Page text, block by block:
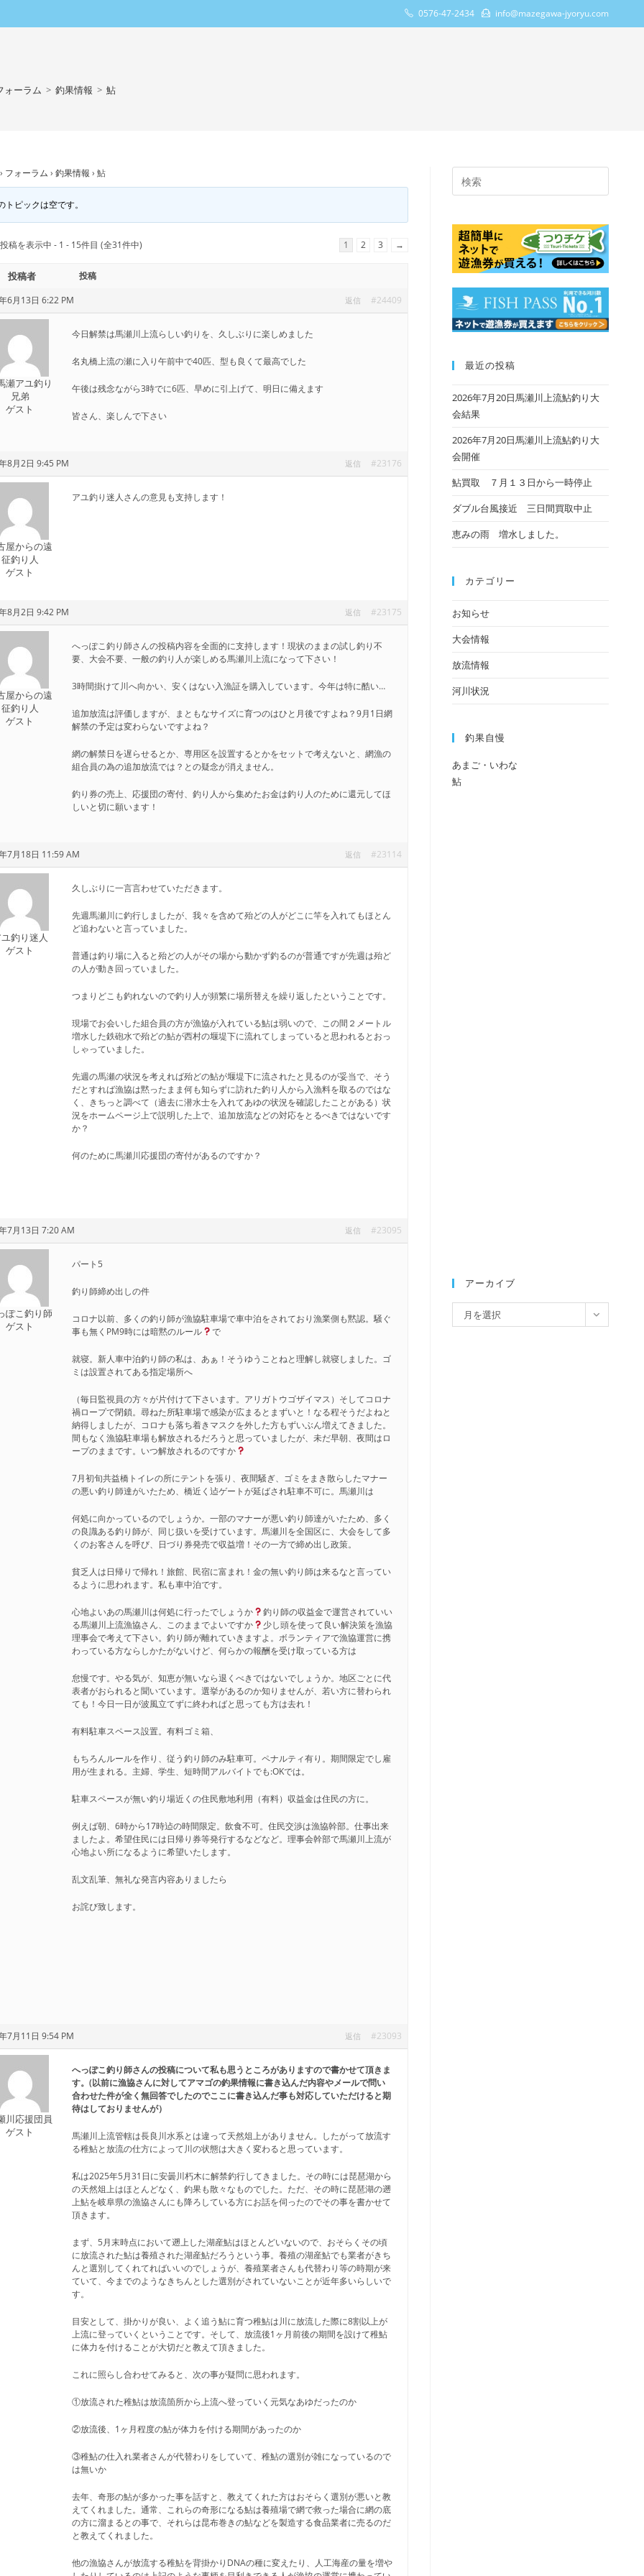
0576-47-2434 info@mazegawa-jyoryu.com
ォーラム > 釣果情報 > 鮎
› フォーラム › 釣果情報 › 鮎
トピックは空です。
稿を表示中 - 1 - 15件目 (全31件中) 1 2 3 →
投稿者
投稿
6月13日 6:22 PM
#24409
返信
瀬アユ釣り
兄弟
ゲスト
今日解禁は馬瀬川上流らしい釣りを、久しぶりに楽しめました
名丸橋上流の瀬に入り午前中で40匹、型も良くて最高でした
午後は残念ながら3時でに6匹、早めに引上げて、明日に備えます
皆さん、楽しんで下さい
8月2日 9:45 PM #23176
返信
屋からの遠
征釣り人
ゲスト
アユ釣り迷人さんの意見も支持します！
8月2日 9:42 PM #23175
返信
屋からの遠
征釣り人
ゲスト
へっぽこ釣り師さんの投稿内容を全面的に支持します！現状のままの試し釣り不
要、大会不要、一般の釣り人が楽しめる馬瀬川上流になって下さい！
3時間掛けて川へ向かい、安くはない入漁証を購入しています。今年は特に酷い…
追加放流は評価しますが、まともなサイズに育つのはひと月後ですよね？9月1日網
解禁の予定は変わらないですよね？
網の解禁日を遅らせるとか、専用区を設置するとかをセットで考えないと、網漁の
組合員の為の追加放流では？との疑念が消えません。
釣り券の売上、応援団の寄付、釣り人から集めたお金は釣り人のために還元してほ
しいと切に願います！
7月18日 11:59 AM #23114
返信
釣り迷人
ゲスト
久しぶりに一言言わせていただきます。
先週馬瀬川に釣行しましたが、我々を含めて殆どの人がどこに竿を入れてもほとん
ど追わないと言っていました。
普通は釣り場に入ると殆どの人がその場から動かず釣るのが普通ですが先週は殆ど
の人が動き回っていました。
つまりどこも釣れないので釣り人が頻繁に場所替えを繰り返したということです。
現場でお会いした組合員の方が漁協が入れている鮎は弱いので、この間２メートル
増水した鉄砲水で殆どの鮎が西村の堰堤下に流れてしまっていると思われるとおっ
しゃっていました。
先週の馬瀬の状況を考えれば殆どの鮎が堰堤下に流されたと見るのが妥当で、そう
だとすれば漁協は黙ったまま何も知らずに訪れた釣り人から入漁料を取るのではな
く、きちっと調べて（過去に潜水士を入れてあゆの状況を確認したことがある）状
況をホームページ上で説明した上で、追加放流などの対応をとるべきではないです
か？
何のために馬瀬川応援団の寄付があるのですか？
7月13日 7:20 AM #23095
返信
ぽこ釣り師
ゲスト
パート5
釣り師締め出しの件
コロナ以前、多くの釣り師が漁協駐車場で車中泊をされており漁業側も黙認。騒ぐ
事も無くPM9時には暗黙のルール
で
就寝。新人車中泊釣り師の私は、あぁ！そうゆうことねと理解し就寝しました。ゴ
ミは設置されてある指定場所へ
（毎日監視員の方々が片付けて下さいます。アリガトウゴザイマス）そしてコロナ
禍ロープで閉鎖。尋ねた所駐車場で感染が広まるとまずいと！なる程そうだよねと
納得しましたが、コロナも落ち着きマスクを外した方もずいぶん増えてきました。
間もなく漁協駐車場も解放されるだろうと思っていましたが、未だ早朝、夜間はロ
ープのままです。いつ解放されるのですか
7月初旬共益橋トイレの所にテントを張り、夜間騒ぎ、ゴミをまき散らしたマナー
の悪い釣り師達がいたため、橋近く迠ゲートが延ばされ駐車不可に。馬瀬川は
何処に向かっているのでしょうか。一部のマナーが悪い釣り師達がいたため、多く
の良識ある釣り師が、同じ扱いを受けています。馬瀬川を全国区に、大会をして多
くのお客さんを呼び、日づり券発売で収益増！その一方で締め出し政策。
貧乏人は日帰りで帰れ！旅館、民宿に富まれ！金の無い釣り師は来るなと言ってい
るように思われます。私も車中泊です。
心地よいあの馬瀬川は何処に行ったでしょうか
釣り師の収益金で運営されていい
る馬瀬川上流漁協さん、このままでよいですか
少し頭を使って良い解決策を漁協
理事会で考えて下さい。釣り師が離れていきますよ。ボランティアで漁協運営に携
わっている方ならしかたがないけど、何らかの報酬を受け取っている方は
怠慢です。やる気が、知恵が無いなら退くべきではないでしょうか。地区ごとに代
表者がおられると聞いています。選挙があるのか知りませんが、若い方に替わられ
ても！今日一日が波風立てずに終わればと思っても方は去れ！
有料駐車スペース設置。有料ゴミ箱、
もちろんルールを作り、従う釣り師のみ駐車可。ペナルティ有り。期間限定でし雇
用が生まれる。主婦、学生、短時間アルバイトでも:OKでは。
駐車スペースが無い釣り場近くの住民敷地利用（有料）収益金は住民の方に。
例えば朝、6時から17時迠の時間限定。飲食不可。住民交渉は漁協幹部。仕事出来
ましたよ。希望住民には日帰り券等発行するなどなど。理事会幹部で馬瀬川上流が
心地よい所になるように希望いたします。
乱文乱筆、無礼な発言内容ありましたら
お詫び致します。
7月11日 9:54 PM #23093
返信
川応援団員
ゲスト
へっぽこ釣り師さんの投稿について私も思うところがありますので書かせて頂きま
す。(以前に漁協さんに対してアマゴの釣果情報に書き込んだ内容やメールで問い
合わせた件が全く無回答でしたのでここに書き込んだ事も対応していただけると期
待はしておりませんが）
馬瀬川上流管轄は長良川水系とは違って天然俎上がありません。したがって放流す
る稚鮎と放流の仕方によって川の状態は大きく変わると思っています。
私は2025年5月31日に安曇川朽木に解禁釣行してきました。その時には琵琶湖から
の天然俎上はほとんどなく、釣果も散々なものでした。ただ、その時に琵琶湖の遡
上鮎を岐阜県の漁協さんにも降ろしている方にお話を伺ったのでその事を書かせて
頂きます。
まず、5月末時点において遡上した湖産鮎はほとんどいないので、おそらくその頃
に放流された鮎は養殖された湖産鮎だろうという事。養殖の湖産鮎でも業者がきち
んと選別してくれてればいいのでしょうが、養殖業者さんも代替わり等の時期が来
ていて、今までのようなきちんとした選別がされていないことが近年多いらしいで
す。
目安として、掛かりが良い、よく追う鮎に育つ稚鮎は川に放流した際に8割以上が
上流に登っていくということです。そして、放流後1ヶ月前後の期間を設けて稚鮎
に体力を付けることが大切だと教えて頂きました。
これに照らし合わせてみると、次の事が疑問に思われます。
①放流された稚鮎は放流箇所から上流へ登っていく元気なあゆだったのか
②放流後、1ヶ月程度の鮎が体力を付ける期間があったのか
③稚鮎の仕入れ業者さんが代替わりをしていて、稚鮎の選別が雑になっているので
は無いか
去年、奇形の鮎が多かった事を話すと、教えてくれた方はおそらく選別が悪いと教
えてくれました。通常、これらの奇形になる鮎は養殖場で網で救った場合に網の底
の方に溜まるとの事で、それらは昆布巻きの鮎などを製造する食品業者に売るのだ
と教えてくれました。
他の漁協さんが放流する稚鮎を背掛かりDNAの種に変えたり、人工海産の量を増や
Escape
close
最近の投稿
2026年7月20日馬瀬川上流鮎釣り大
会結果
2026年7月20日馬瀬川上流鮎釣り大
会開催
鮎買取 ７月１３日から一時停止
ダブル台風接近 三日間買取中止
恵みの雨 増水しました。
カテゴリー
お知らせ
大会情報
放流情報
河川状況
釣果自慢
あまご・いわな
鮎
アーカイブ
ー
月を選択